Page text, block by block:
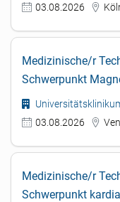
03.08.2026
Medizinische/r
Schwerpunkt
03.08.2026
Medizinische/r
Schwerpunkt